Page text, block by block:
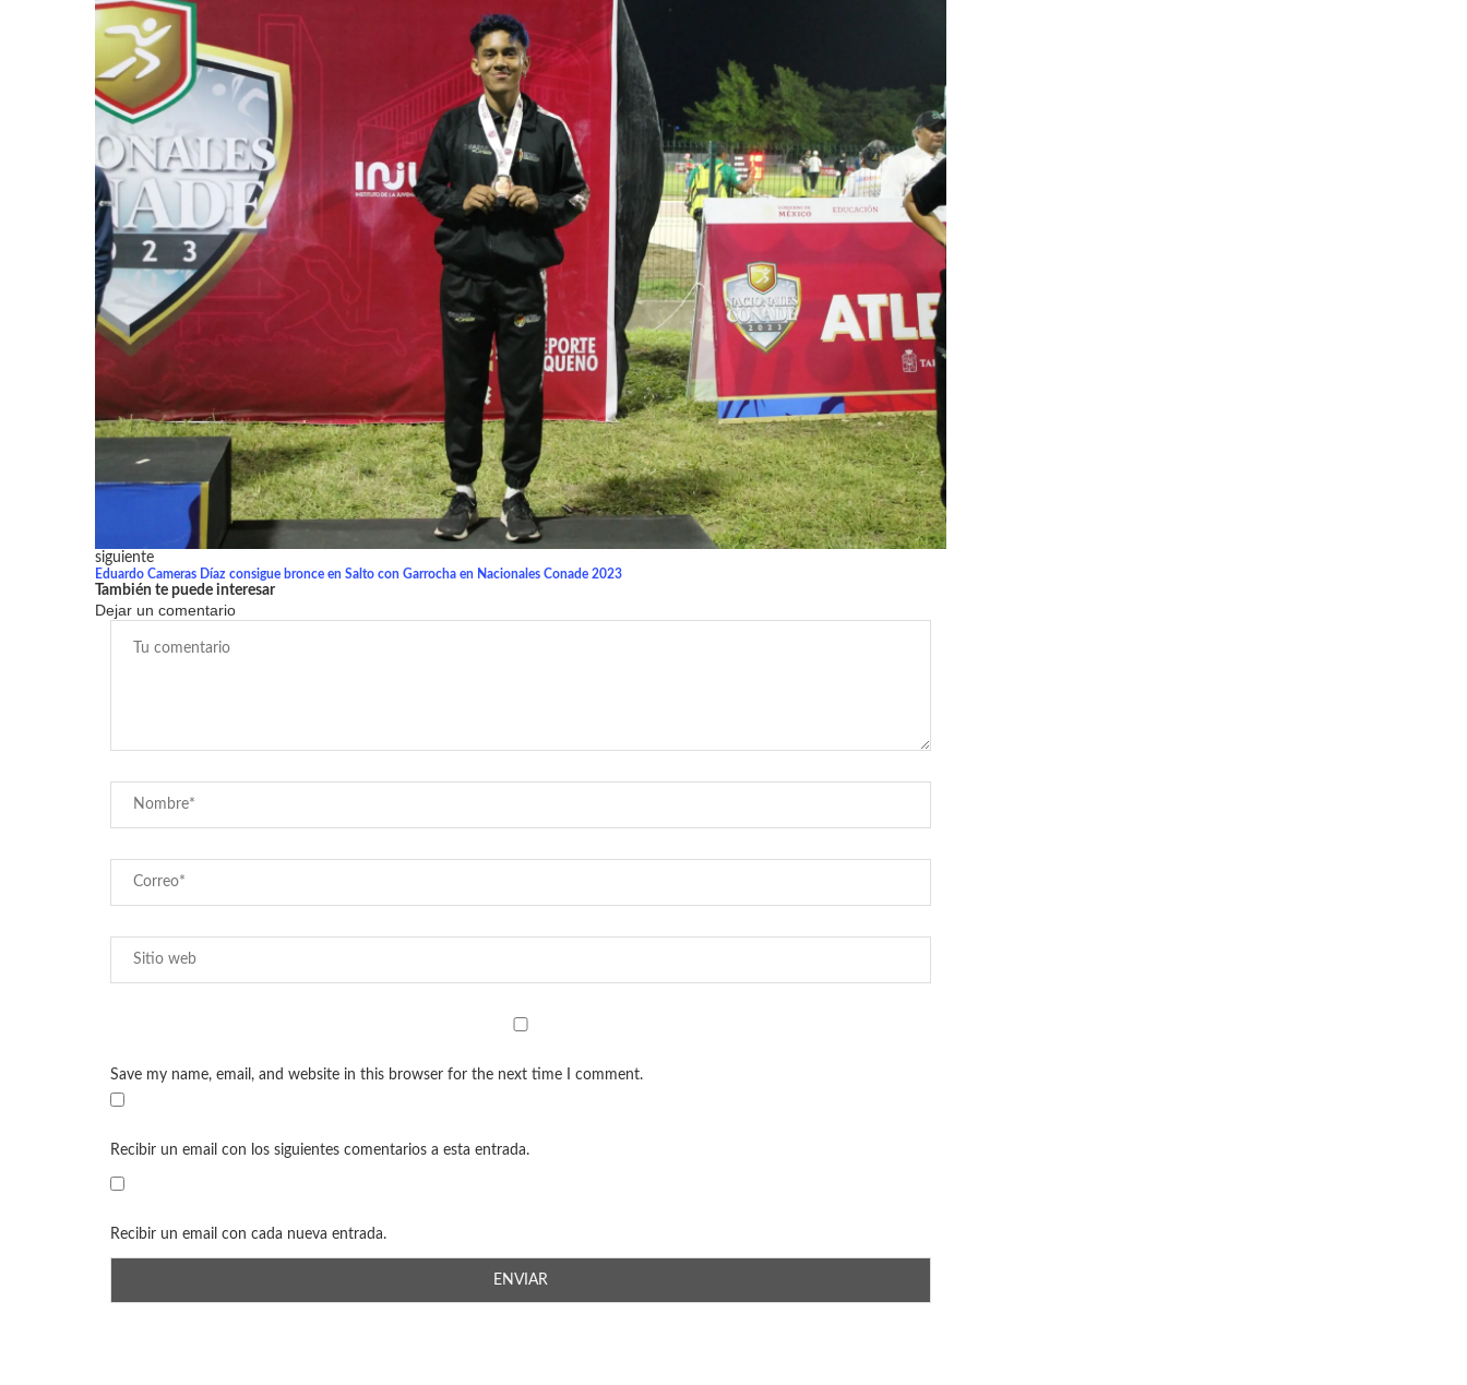
siguiente
Eduardo Cameras Díaz consigue bronce en Salto con Garrocha en Nacionales Conade 2023
También te puede interesar
Dejar un comentario
Save my name, email, and website in this browser for the next time I comment.
Recibir un email con los siguientes comentarios a esta entrada.
Recibir un email con cada nueva entrada.